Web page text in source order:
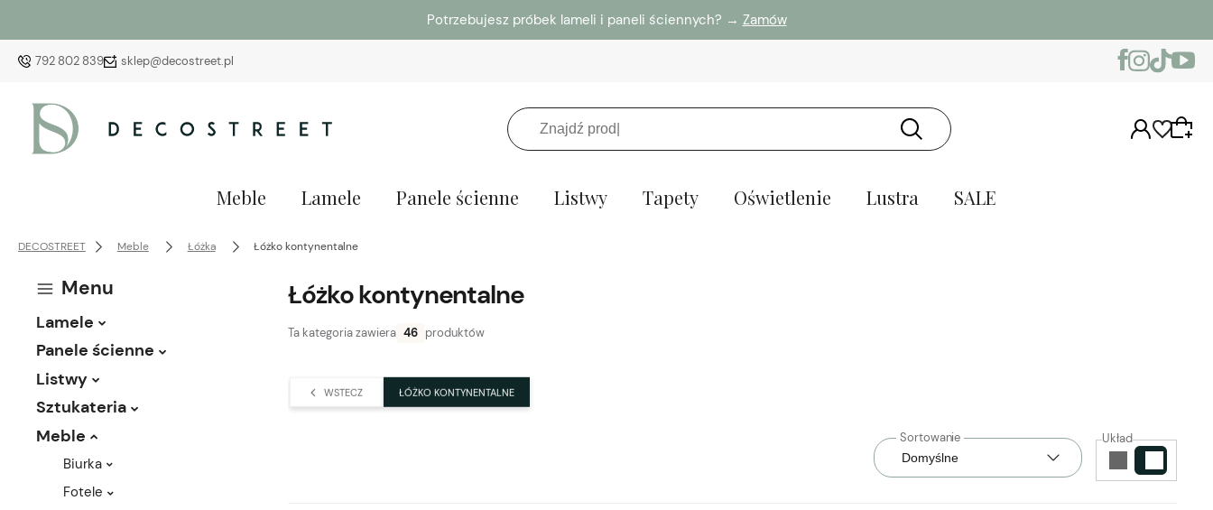
Potrzebujesz próbek lameli i paneli ściennych? → Zamów
792 802 839 sklep@decostreet.pl
Meble Lamele Panele ścienne Listwy Tapety Oświetlenie Lustra SALE
DECOSTREET Meble Łóżka Łóżko kontynentalne
Menu
Lamele
Panele ścienne
Listwy
Sztukateria
Meble
Biurka
Fotele
Łóżko kontynentalne
Ta kategoria zawiera 46 produktów
WSTECZ ŁÓŻKO KONTYNENTALNE
Układ